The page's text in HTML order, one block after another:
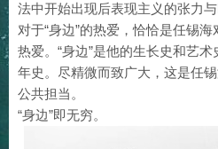
法中开始出现后表现主义的张力与
对于“身边”的热爱，恰恰是任锡
热爱。“身边”是他的生长史和艺
年史。尽精微而致广大，这是任
公共担当。
“身边”即无穷。